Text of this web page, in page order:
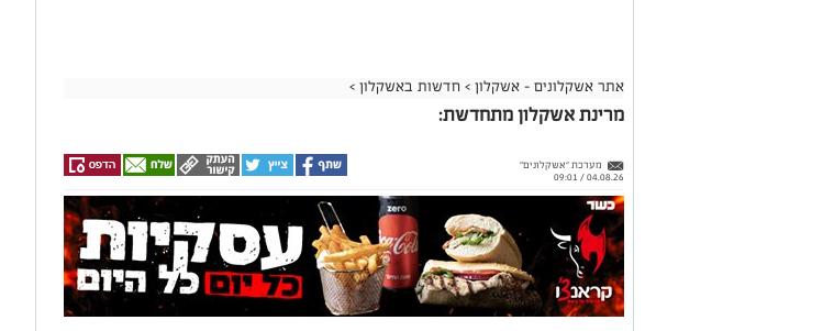
אתר אשקלונים - אשקלון > חדשות באשקלון >
מרינת אשקלון מתחדשת:
מערכת "אשקלונים"
04.08.26 / 09:01